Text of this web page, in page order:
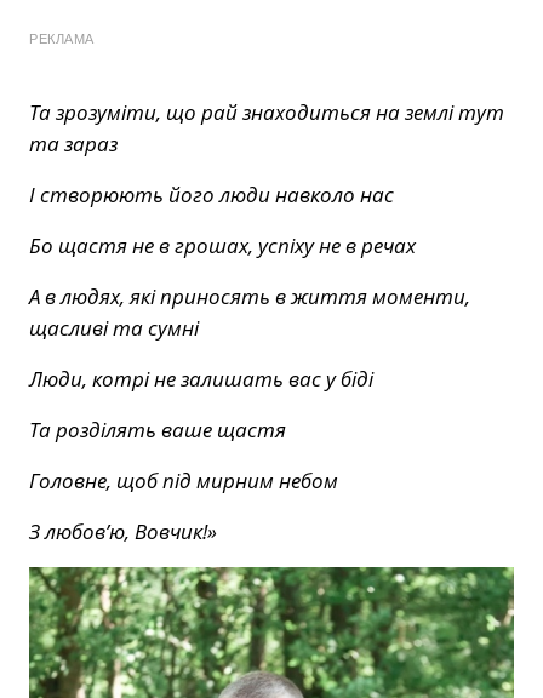
РЕКЛАМА
Та зрозуміти, що рай знаходиться на землі тут
та зараз
І створюють його люди навколо нас
Бо щастя не в грошах, успіху не в речах
А в людях, які приносять в життя моменти,
щасливі та сумні
Люди, котрі не залишать вас у біді
Та розділять ваше щастя
Головне, щоб під мирним небом
З любовʼю, Вовчик!»